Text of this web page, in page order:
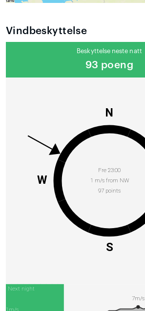
Vindbeskyttelse
Beskyttelse neste natt
93 poeng
Fre 23:00
1 m/s from NW
97 points
N
S
W
Next night
7m/s